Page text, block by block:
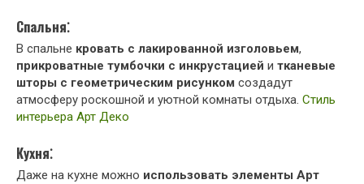
Спальня⁚
В спальне кровать с лакированной изголовьем,
прикроватные тумбочки с инкрустацией и тканевые
шторы с геометрическим рисунком создадут
атмосферу роскошной и уютной комнаты отдыха. Стиль
интерьера Арт Деко
Кухня⁚
Даже на кухне можно использовать элементы Арт